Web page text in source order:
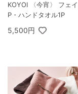
KOYOI 〈今宵〉 フェ
P・ハンドタオル1P
5,500円